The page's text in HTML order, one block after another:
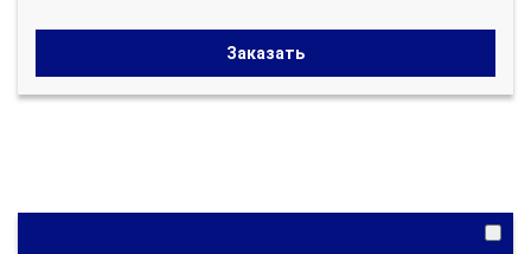
Заказать